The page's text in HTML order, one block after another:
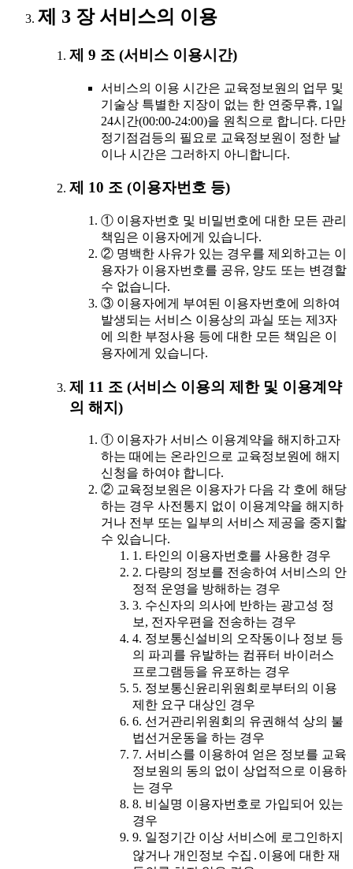
제 3 장 서비스의 이용
제 9 조 (서비스 이용시간)
서비스의 이용 시간은 교육정보원의 업무 및
기술상 특별한 지장이 없는 한 연중무휴, 1일
24시간(00:00-24:00)을 원칙으로 합니다. 다만
정기점검등의 필요로 교육정보원이 정한 날
이나 시간은 그러하지 아니합니다.
제 10 조 (이용자번호 등)
① 이용자번호 및 비밀번호에 대한 모든 관리
책임은 이용자에게 있습니다.
② 명백한 사유가 있는 경우를 제외하고는 이
용자가 이용자번호를 공유, 양도 또는 변경할
수 없습니다.
③ 이용자에게 부여된 이용자번호에 의하여
발생되는 서비스 이용상의 과실 또는 제3자
에 의한 부정사용 등에 대한 모든 책임은 이
용자에게 있습니다.
제 11 조 (서비스 이용의 제한 및 이용계약
의 해지)
① 이용자가 서비스 이용계약을 해지하고자
하는 때에는 온라인으로 교육정보원에 해지
신청을 하여야 합니다.
② 교육정보원은 이용자가 다음 각 호에 해당
하는 경우 사전통지 없이 이용계약을 해지하
거나 전부 또는 일부의 서비스 제공을 중지할
수 있습니다.
1. 타인의 이용자번호를 사용한 경우
2. 다량의 정보를 전송하여 서비스의 안
정적 운영을 방해하는 경우
3. 수신자의 의사에 반하는 광고성 정
보, 전자우편을 전송하는 경우
4. 정보통신설비의 오작동이나 정보 등
의 파괴를 유발하는 컴퓨터 바이러스
프로그램등을 유포하는 경우
5. 정보통신윤리위원회로부터의 이용
제한 요구 대상인 경우
6. 선거관리위원회의 유권해석 상의 불
법선거운동을 하는 경우
7. 서비스를 이용하여 얻은 정보를 교육
정보원의 동의 없이 상업적으로 이용하
는 경우
8. 비실명 이용자번호로 가입되어 있는
경우
9. 일정기간 이상 서비스에 로그인하지
않거나 개인정보 수집․이용에 대한 재